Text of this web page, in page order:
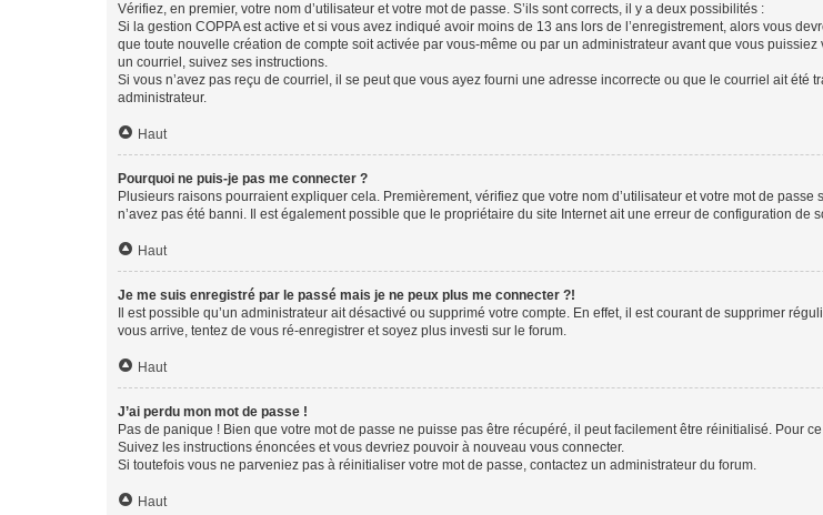
Vérifiez, en premier, votre nom d’utilisateur et votre mot de passe. S’ils sont corrects, il y a deux possibilités :
Si la gestion COPPA est active et si vous avez indiqué avoir moins de 13 ans lors de l’enregistrement, alors vous
que toute nouvelle création de compte soit activée par vous-même ou par un administrateur avant que vous
un courriel, suivez ses instructions.
Si vous n’avez pas reçu de courriel, il se peut que vous ayez fourni une adresse incorrecte ou que le courriel ait été
administrateur.
Haut
Pourquoi ne puis-je pas me connecter ?
Plusieurs raisons pourraient expliquer cela. Premièrement, vérifiez que votre nom d’utilisateur et votre mot de
n’avez pas été banni. Il est également possible que le propriétaire du site Internet ait une erreur de configuration de
Haut
Je me suis enregistré par le passé mais je ne peux plus me connecter ?!
Il est possible qu’un administrateur ait désactivé ou supprimé votre compte. En effet, il est courant de supprimer
vous arrive, tentez de vous ré-enregistrer et soyez plus investi sur le forum.
Haut
J’ai perdu mon mot de passe !
Pas de panique ! Bien que votre mot de passe ne puisse pas être récupéré, il peut facilement être réinitialisé. Pour
Suivez les instructions énoncées et vous devriez pouvoir à nouveau vous connecter.
Si toutefois vous ne parveniez pas à réinitialiser votre mot de passe, contactez un administrateur du forum.
Haut